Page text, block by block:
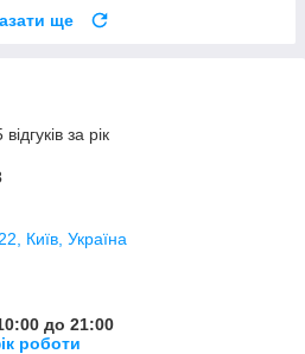
ще
за рік
Київ, Україна
до 21:00
роботи